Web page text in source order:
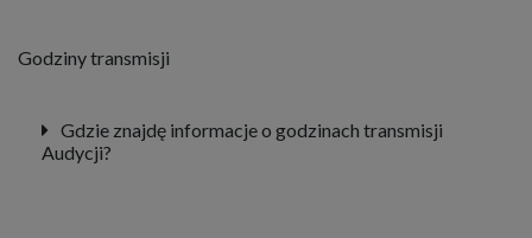
Godziny transmisji
Gdzie znajdę informacje o godzinach transmisji
Audycji?